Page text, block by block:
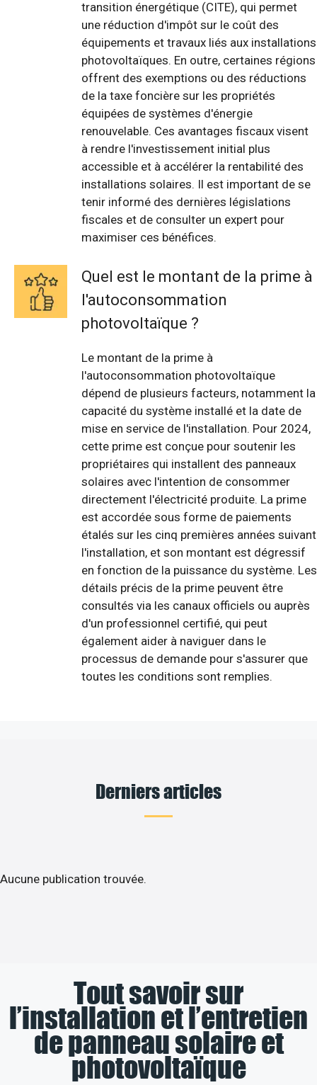
transition énergétique (CITE), qui permet
une réduction d'impôt sur le coût des
équipements et travaux liés aux installations
photovoltaïques. En outre, certaines régions
offrent des exemptions ou des réductions
de la taxe foncière sur les propriétés
équipées de systèmes d'énergie
renouvelable. Ces avantages fiscaux visent
à rendre l'investissement initial plus
accessible et à accélérer la rentabilité des
installations solaires. Il est important de se
tenir informé des dernières législations
fiscales et de consulter un expert pour
maximiser ces bénéfices.
Quel est le montant de la prime à
l'autoconsommation
photovoltaïque ?
Le montant de la prime à
l'autoconsommation photovoltaïque
dépend de plusieurs facteurs, notamment la
capacité du système installé et la date de
mise en service de l'installation. Pour 2024,
cette prime est conçue pour soutenir les
propriétaires qui installent des panneaux
solaires avec l'intention de consommer
directement l'électricité produite. La prime
est accordée sous forme de paiements
étalés sur les cinq premières années suivant
l'installation, et son montant est dégressif
en fonction de la puissance du système. Les
détails précis de la prime peuvent être
consultés via les canaux officiels ou auprès
d'un professionnel certifié, qui peut
également aider à naviguer dans le
processus de demande pour s'assurer que
toutes les conditions sont remplies.
Derniers articles
Aucune publication trouvée.
Tout savoir sur
l’installation et l’entretien
de panneau solaire et
photovoltaïque